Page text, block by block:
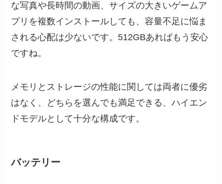
な写真や長時間の動画、サイズの大きいゲームア
プリを複数インストールしても、容量不足に悩ま
される心配は少ないです。512GBあればもう安心
ですね。
メモリとストレージの性能に関しては両者に優劣
はなく、どちらを選んでも満足できる、ハイエン
ドモデルとして十分な構成です。
バッテリー